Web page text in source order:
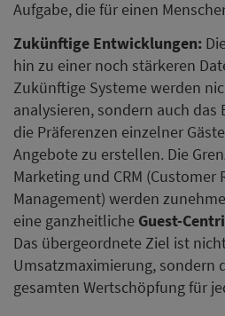
Aufgabe, die für einen
Zukünftige Entwicklungen:
hin zu einer noch stärkeren
Zukünftige Systeme werden
analysieren, sondern auch
die Präferenzen einzelner
Angebote zu erstellen. Die
Marketing und CRM (Customer
Management) werden
eine ganzheitliche Guest-
Das übergeordnete Ziel ist
Umsatzmaximierung, sondern
gesamten Wertschöpfung für